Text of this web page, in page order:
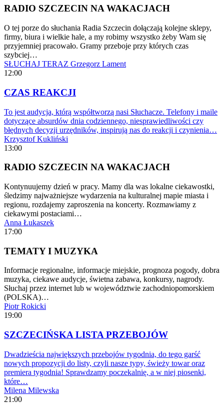
RADIO SZCZECIN NA WAKACJACH
O tej porze do słuchania Radia Szczecin dołączają kolejne sklepy,
firmy, biura i wielkie hale, a my robimy wszystko żeby Wam się
przyjemniej pracowało. Gramy przeboje przy których czas
szybciej…
SŁUCHAJ TERAZ Grzegorz Lament
12:00
CZAS REAKCJI
To jest audycja, którą współtworzą nasi Słuchacze. Telefony i maile
dotyczące absurdów dnia codziennego, niesprawiedliwości czy
błędnych decyzji urzędników, inspirują nas do reakcji i czynienia…
Krzysztof Kukliński
13:00
RADIO SZCZECIN NA WAKACJACH
Kontynuujemy dzień w pracy. Mamy dla was lokalne ciekawostki,
śledzimy najważniejsze wydarzenia na kulturalnej mapie miasta i
regionu, rozdajemy zaproszenia na koncerty. Rozmawiamy z
ciekawymi postaciami…
Anna Łukaszek
17:00
TEMATY I MUZYKA
Informacje regionalne, informacje miejskie, prognoza pogody, dobra
muzyka, ciekawe audycje, świetna zabawa, konkursy, nagrody.
Słuchaj przez internet lub w województwie zachodniopomorskiem
(POLSKA)…
Piotr Rokicki
19:00
SZCZECIŃSKA LISTA PRZEBOJÓW
Dwadzieścia największych przebojów tygodnia, do tego garść
nowych propozycji do listy, czyli nasze typy, świeży towar oraz
premiera tygodnia! Sprawdzamy poczekalnię, a w niej piosenki,
które…
Milena Milewska
21:00